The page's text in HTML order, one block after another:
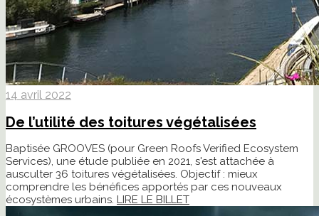
14 avril 2022
De l’utilité des toitures végétalisées
Baptisée GROOVES (pour Green Roofs Verified Ecosystem
Services), une étude publiée en 2021, s'est attachée à
ausculter 36 toitures végétalisées. Objectif : mieux
comprendre les bénéfices apportés par ces nouveaux
écosystèmes urbains. LIRE LE BILLET